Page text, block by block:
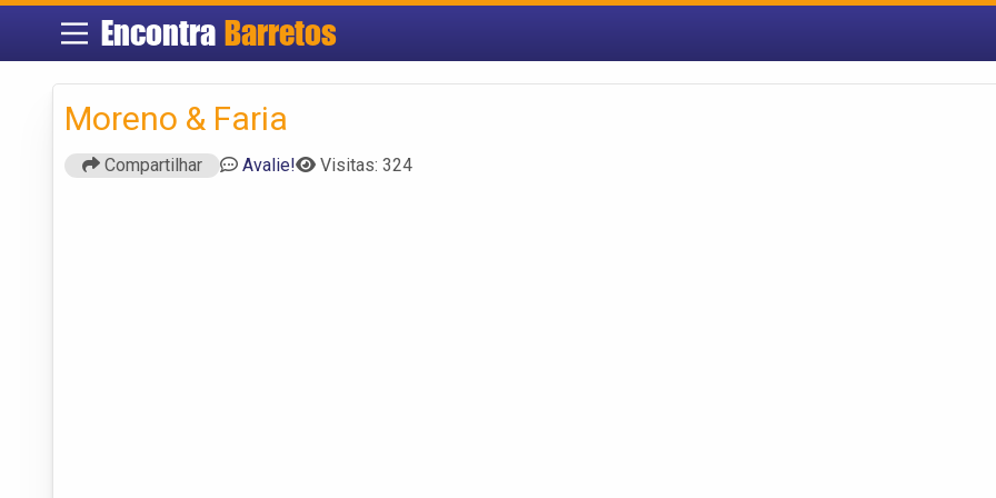
EncontraBarretos
Moreno & Faria
Compartilhar Avalie! Visitas: 324